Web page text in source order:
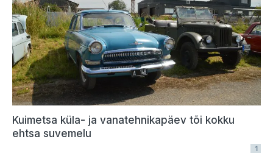
Kuimetsa küla- ja vanatehnikapäev tõi kokku
ehtsa suvemelu
1